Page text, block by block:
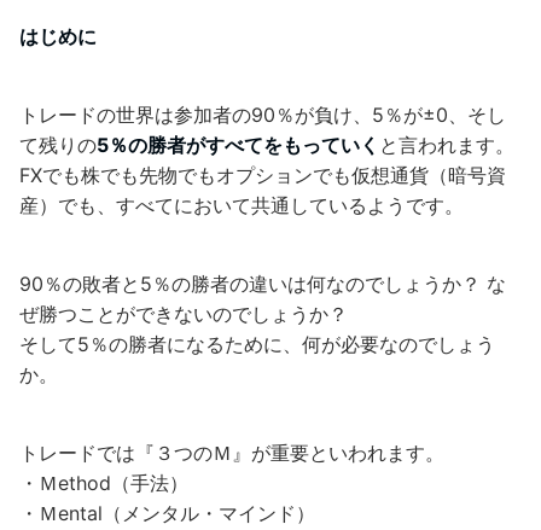
はじめに
トレードの世界は参加者の90％が負け、5％が±0、そし
て残りの5％の勝者がすべてをもっていく と言われます。
FXでも株でも先物でもオプションでも仮想通貨（暗号資
産）でも、すべてにおいて共通しているようです。
90％の敗者と5％の勝者の違いは何なのでしょうか？ な
ぜ勝つことができないのでしょうか？
そして5％の勝者になるために、何が必要なのでしょう
か。
トレードでは『３つのＭ』が重要といわれます。
・Ｍethod（手法）
・Ｍental（メンタル・マインド）